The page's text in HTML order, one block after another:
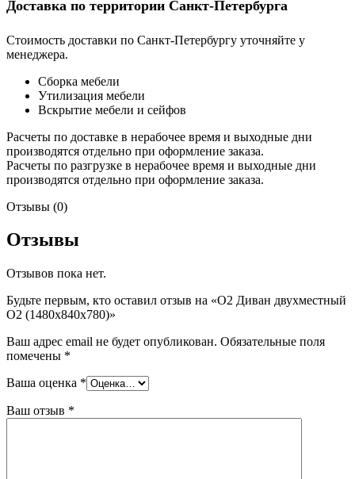
Доставка по территории Санкт-Петербурга
Стоимость доставки по Санкт-Петербургу уточняйте у
менеджера.
Сборка мебели
Утилизация мебели
Вскрытие мебели и сейфов
Расчеты по доставке в нерабочее время и выходные дни
производятся отдельно при оформление заказа.
Расчеты по разгрузке в нерабочее время и выходные дни
производятся отдельно при оформление заказа.
Отзывы (0)
Отзывы
Отзывов пока нет.
Будьте первым, кто оставил отзыв на «O2 Диван двухместный
O2 (1480х840х780)»
Ваш адрес email не будет опубликован. Обязательные поля
помечены *
Ваша оценка *
Ваш отзыв *